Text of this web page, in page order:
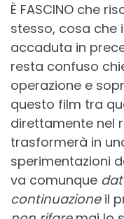
È FASCINO che
stesso, cosa che
accaduta in
resta confuso
operazione e
questo film tra
direttamente nel
trasformerà in
sperimentazioni
va comunque
continuazione il